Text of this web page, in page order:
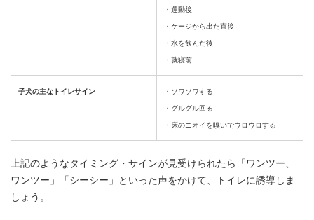
・運動後
・ケージから出た直後
・水を飲んだ後
・就寝前
子犬の主なトイレサイン
・ソワソワする
・グルグル回る
・床のニオイを嗅いでウロウロする
上記のようなタイミング・サインが見受けられたら「ワンツー、
ワンツー」「シーシー」といった声をかけて、トイレに誘導しま
しょう。